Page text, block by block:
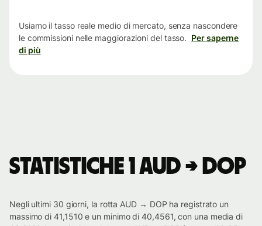
Usiamo il tasso reale medio di mercato, senza nascondere
le commissioni nelle maggiorazioni del tasso. Per saperne
di più
Statistiche 1 AUD → DOP
Negli ultimi 30 giorni, la rotta AUD → DOP ha registrato un
massimo di 41,1510 e un minimo di 40,4561, con una media di